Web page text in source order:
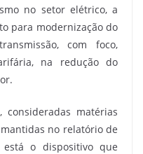
no setor elétrico, a
para modernização do
com foco,
na redução do
consideradas matérias
no relatório de
está o dispositivo que